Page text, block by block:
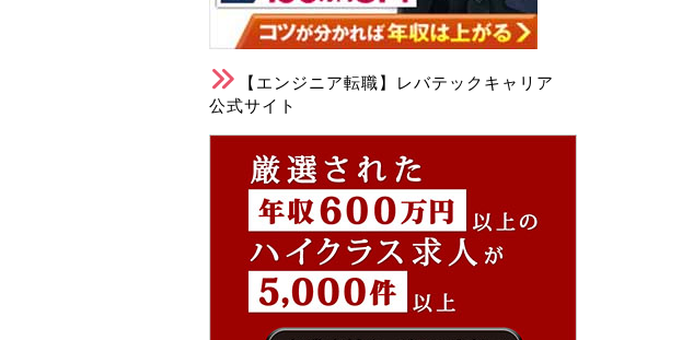
【エンジニア転職】レバテックキャリア
公式サイト